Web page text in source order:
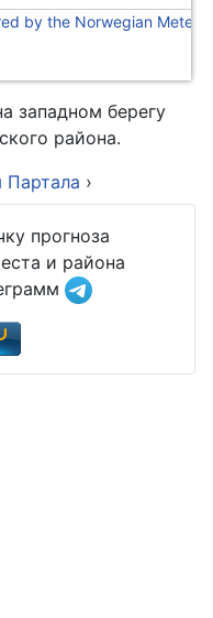
by the Norwegian
западном берегу
района.
Партала ›
прогноза
и района